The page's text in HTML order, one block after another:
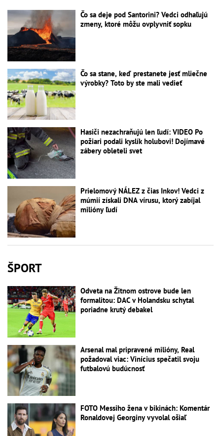
Čo sa deje pod Santorini? Vedci odhaľujú
zmeny, ktoré môžu ovplyvniť sopku
Čo sa stane, keď prestanete jesť mliečne
výrobky? Toto by ste mali vedieť
Hasiči nezachraňujú len ľudí: VIDEO Po
požiari podali kyslík holubovi! Dojímavé
zábery obleteli svet
Prielomový NÁLEZ z čias Inkov! Vedci z
múmií získali DNA vírusu, ktorý zabíjal
milióny ľudí
ŠPORT
Odveta na Žitnom ostrove bude len
formalitou: DAC v Holandsku schytal
poriadne krutý debakel
Arsenal mal pripravené milióny, Real
požadoval viac: Vinícius spečatil svoju
futbalovú budúcnosť
FOTO Messiho žena v bikinách: Komentár
Ronaldovej Georginy vyvolal ošiaľ